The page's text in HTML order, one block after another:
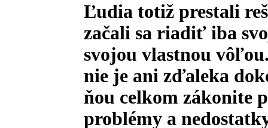
Ľudia totiž prestali
začali sa riadiť iba
svojou vlastnou
nie je ani zďaleka
ňou celkom zákonite
problémy a